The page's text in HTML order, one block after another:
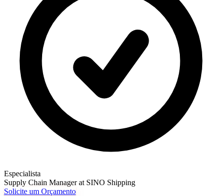
Especialista
Supply Chain Manager at SINO Shipping
Solicite um Orçamento